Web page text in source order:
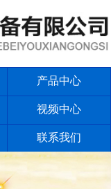
产品中心
视频中心
联系我们